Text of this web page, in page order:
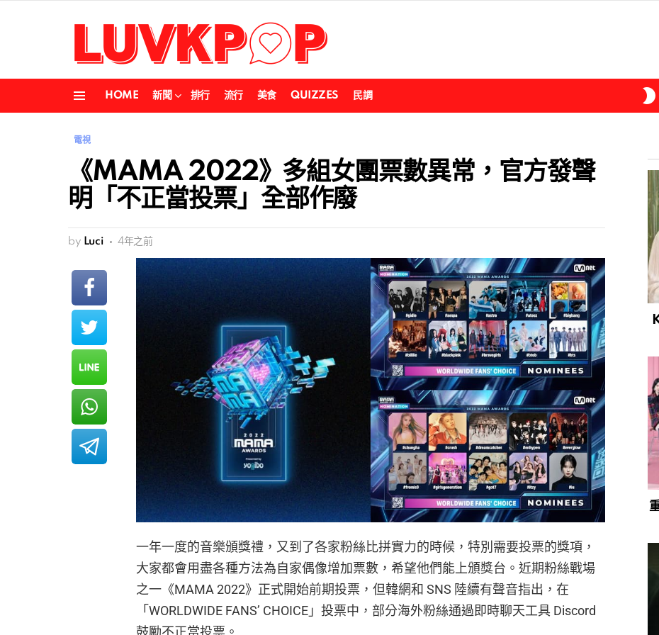
HOME 新聞 排行 流行 美食 QUIZZES 民調
電視
《MAMA 2022》多組女團票數異常，官方發聲
明「不正當投票」全部作廢
by Luci 4年之前
一年一度的音樂頒獎禮，又到了各家粉絲比拼實力的時候，特別需要投票的獎項，
大家都會用盡各種方法為自家偶像增加票數，希望他們能上頒獎台。近期粉絲戰場
之一《MAMA 2022》正式開始前期投票，但韓網和 SNS 陸續有聲音指出，在
「WORLDWIDE FANS’ CHOICE」投票中，部分海外粉絲通過即時聊天工具 Discord
鼓勵不正當投票。